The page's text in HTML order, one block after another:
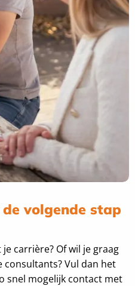
volgende stap
carrière? Of wil je graag
consultants? Vul dan het
snel mogelijk contact met